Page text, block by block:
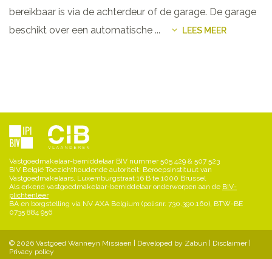
bereikbaar is via de achterdeur of de garage. De garage
beschikt over een automatische ... LEES MEER
Vastgoedmakelaar-bemiddelaar BIV nummer 505 429 & 507 523
BIV België Toezichthoudende autoriteit: Beroepsinstituut van
Vastgoedmakelaars, Luxemburgstraat 16 B te 1000 Brussel
Als erkend vastgoedmakelaar-bemiddelaar onderworpen aan de BIV-
plichtenleer
BA en borgstelling via NV AXA Belgium (polisnr. 730.390.160), BTW-BE
0735 884 956
© 2026 Vastgoed Wanneyn Missiaen | Developed by Zabun Disclaimer|
Privacy policy